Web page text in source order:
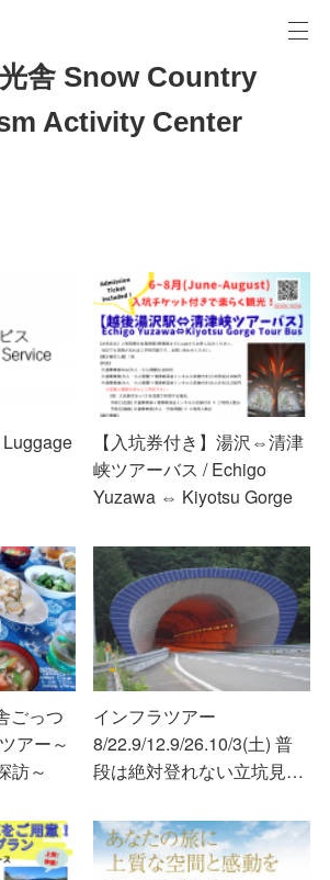
舎 Snow Country
Activity Center
【入坑券付き】湯沢⇔清津
峡ツアーバス / Echigo
Yuzawa ⇔ Kiyotsu Gorge
ごっつ
アー～
訪～
インフラツアー
8/22.9/12.9/26.10/3(土) 普
段は絶対登れない立坑見…